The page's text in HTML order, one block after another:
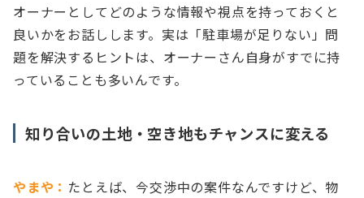
オーナーとしてどのような情報や視点を持っておくと
良いかをお話しします。実は「駐車場が足りない」問
題を解決するヒントは、オーナーさん自身がすでに持
っていることも多いんです。
知り合いの土地・空き地もチャンスに変える
やまや： たとえば、今交渉中の案件なんですけど、物